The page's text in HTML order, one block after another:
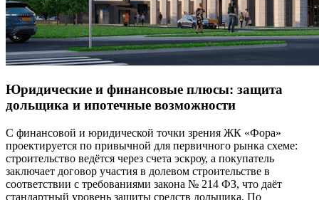
Юридические и финансовые плюсы: защита
дольщика и ипотечные возможности
С финансовой и юридической точки зрения ЖК «Фора»
проектируется по привычной для первичного рынка схеме:
строительство ведётся через счета эскроу, а покупатель
заключает договор участия в долевом строительстве в
соответствии с требованиями закона № 214 ФЗ, что даёт
стандартный уровень защиты средств дольщика. По